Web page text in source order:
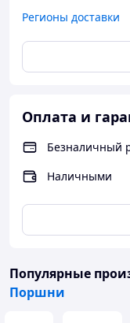
Регионы доставки
Оплата и
Безналичный
Наличными
Популярные
Поршни